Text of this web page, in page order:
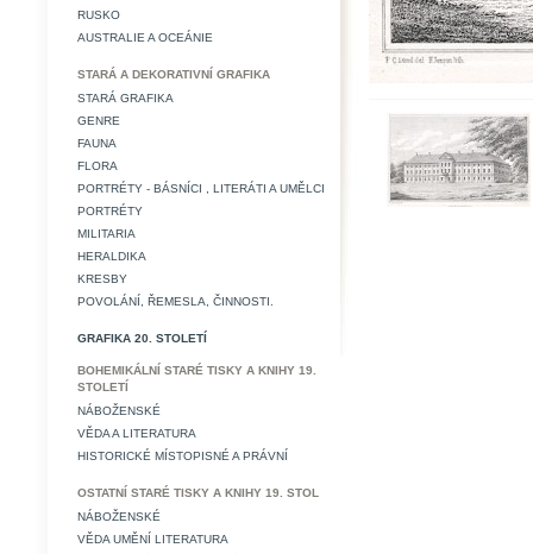
RUSKO
AUSTRALIE A OCEÁNIE
STARÁ A DEKORATIVNÍ GRAFIKA
STARÁ GRAFIKA
GENRE
FAUNA
FLORA
PORTRÉTY - BÁSNÍCI , LITERÁTI A UMĚLCI
PORTRÉTY
MILITARIA
HERALDIKA
KRESBY
POVOLÁNÍ, ŘEMESLA, ČINNOSTI.
GRAFIKA 20. STOLETÍ
BOHEMIKÁLNÍ STARÉ TISKY A KNIHY 19.
STOLETÍ
NÁBOŽENSKÉ
VĚDA A LITERATURA
HISTORICKÉ MÍSTOPISNÉ A PRÁVNÍ
OSTATNÍ STARÉ TISKY A KNIHY 19. STOL
NÁBOŽENSKÉ
VĚDA UMĚNÍ LITERATURA